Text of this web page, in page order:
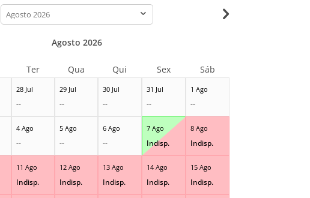
calendar-
month
28 Jul
--
29 Jul
--
30 Jul
--
31 Jul
--
1 Ago
--
4 Ago
--
5 Ago
--
6 Ago
--
7 Ago
Indisp.
8 Ago
Indisp.
11 Ago
Indisp.
12 Ago
Indisp.
13 Ago
Indisp.
14 Ago
Indisp.
15 Ago
Indisp.
Agosto 2026
Ter Qua Qui Sex Sáb